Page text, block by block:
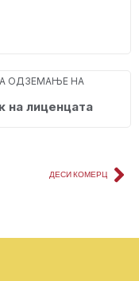
ОДЗЕМАЊЕ НА
на лиценцата
ДЕСИ КОМЕРЦ